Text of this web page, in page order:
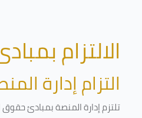
الالتزام
التزام إدارة
تلتزم إدارة المنصة بمبادئ